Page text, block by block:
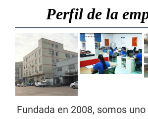
Perfil de la
Fundada en 2008, somos